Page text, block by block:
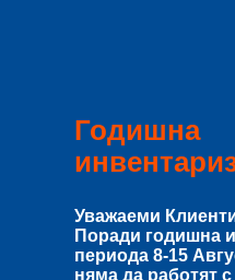
Годишна
Уважаеми
Поради годишна
периода 8-15
няма да работят